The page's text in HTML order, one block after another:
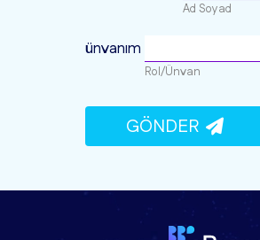
Ad Soyad
ünvanım
Rol/Ünvan
GÖNDER